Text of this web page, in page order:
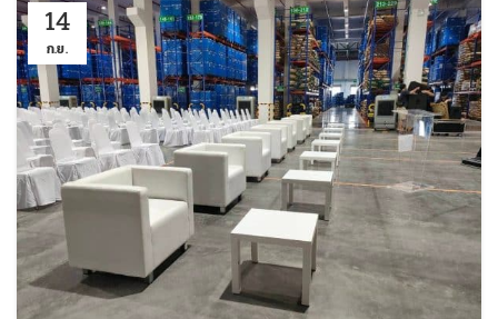
14
ก.ย.